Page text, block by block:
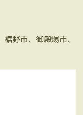
野市、御殿場市、